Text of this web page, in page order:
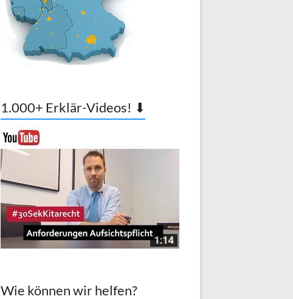
1.000+ Erklär-Videos! ⬇
Wie können wir helfen?